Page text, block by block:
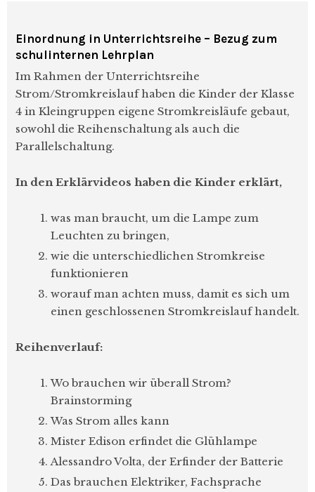
Einordnung in Unterrichtsreihe – Bezug zum
schulinternen Lehrplan
Im Rahmen der Unterrichtsreihe
Strom/Stromkreislauf haben die Kinder der Klasse
4 in Kleingruppen eigene Stromkreisläufe gebaut,
sowohl die Reihenschaltung als auch die
Parallelschaltung.
In den Erklärvideos haben die Kinder erklärt,
was man braucht, um die Lampe zum
Leuchten zu bringen,
wie die unterschiedlichen Stromkreise
funktionieren
worauf man achten muss, damit es sich um
einen geschlossenen Stromkreislauf handelt.
Reihenverlauf:
Wo brauchen wir überall Strom?
Brainstorming
Was Strom alles kann
Mister Edison erfindet die Glühlampe
Alessandro Volta, der Erfinder der Batterie
Das brauchen Elektriker, Fachsprache